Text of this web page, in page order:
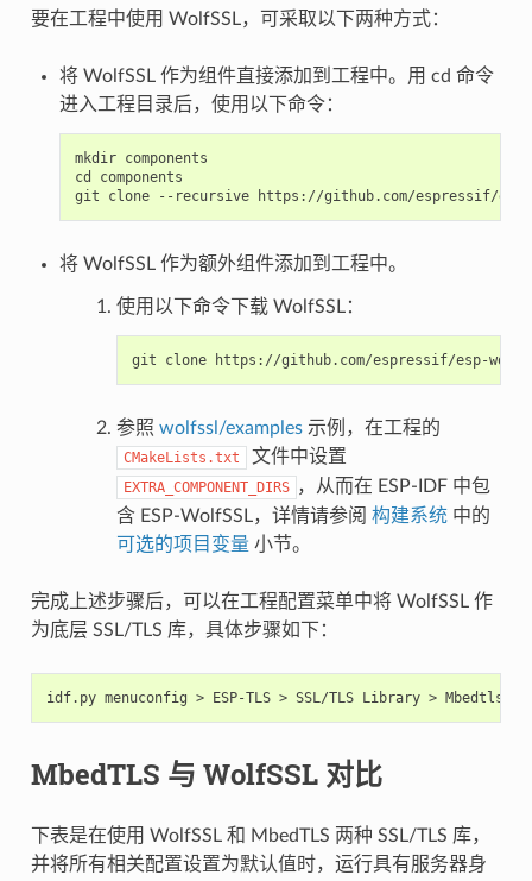
要在工程中使用 WolfSSL，可采取以下两种方式：
将 WolfSSL 作为组件直接添加到工程中。用 cd 命令
进入工程目录后，使用以下命令：
mkdir components
cd components
将 WolfSSL 作为额外组件添加到工程中。
使用以下命令下载 WolfSSL：
参照 wolfssl/examples示例，在工程的
CMakeLists.txt 文件中设置
EXTRA_COMPONENT_DIRS ，从而在 ESP-IDF 中包
含 ESP-WolfSSL，详情请参阅 构建系统中的
可选的项目变量 小节。
完成上述步骤后，可以在工程配置菜单中将 WolfSSL 作
为底层 SSL/TLS 库，具体步骤如下：
MbedTLS 与 WolfSSL 对比
下表是在使用 WolfSSL 和 MbedTLS 两种 SSL/TLS 库，
并将所有相关配置设置为默认值时，运行具有服务器身